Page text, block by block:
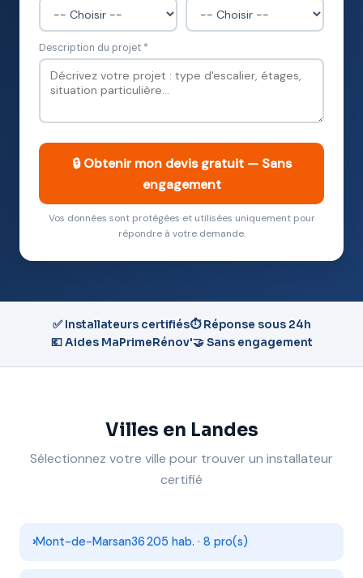
Description du projet *
🔒 Obtenir mon devis gratuit — Sans
engagement
Vos données sont protégées et utilisées uniquement pour
répondre à votre demande.
✅ Installateurs certifiés⏱️ Réponse sous 24h
💶 Aides MaPrimeRénov'🤝 Sans engagement
Villes en Landes
Sélectionnez votre ville pour trouver un installateur
certifié
Mont-de-Marsan36 205 hab. · 8 pro(s)